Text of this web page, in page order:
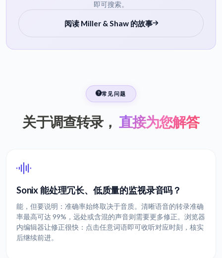
即可搜索。
阅读 Miller & Shaw 的故事
常见问题
关于调查转录， 直接为您解答
Sonix 能处理冗长、低质量的监视录音吗？
能，但要说明：准确率始终取决于音质。清晰语音的转录准确
率最高可达 99%，远处或含混的声音则需要更多修正。浏览器
内编辑器让修正很快：点击任意词语即可收听对应时刻，核实
后继续前进。